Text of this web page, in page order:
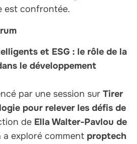
est confrontée.
et ESG : le rôle de la
le développement
par une session sur Tirer
pour relever les défis de
de Ella Walter-Pavlou de
a exploré comment proptech